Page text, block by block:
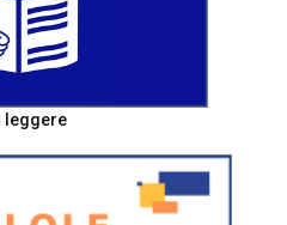
leggere